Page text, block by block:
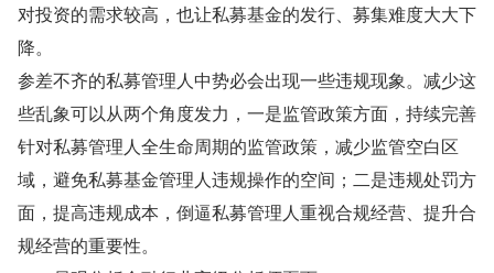
对投资的需求较高，也让私募基金的发行、募集难度大大下
降。
参差不齐的私募管理人中势必会出现一些违规现象。减少这
些乱象可以从两个角度发力，一是监管政策方面，持续完善
针对私募管理人全生命周期的监管政策，减少监管空白区
域，避免私募基金管理人违规操作的空间；二是违规处罚方
面，提高违规成本，倒逼私募管理人重视合规经营、提升合
规经营的重要性。